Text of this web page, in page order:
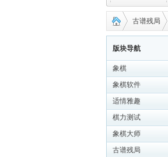
茂名›
古谱残局
版块导航
象棋
象棋软件
适情雅趣
棋力测试
象棋大师
古谱残局